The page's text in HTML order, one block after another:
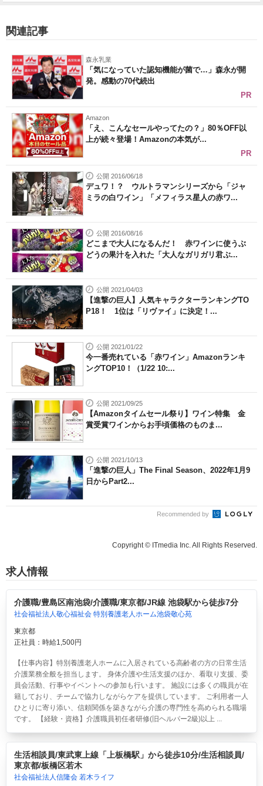
関連記事
森永乳業
「気になっていた認知機能が菌で…」森永が開
発。感動の70代続出
PR
Amazon
「え、こんなセールやってたの？」80％OFF以
上が続々登場！Amazonの本気が...
PR
公開 2016/06/18
デュワ！？ ウルトラマンシリーズから「ジャ
ミラの白ワイン」「メフィラス星人の赤ワ...
公開 2016/08/16
どこまで大人になるんだ！ 赤ワインに使うぶ
どうの果汁を入れた「大人なガリガリ君ぶ...
公開 2021/04/03
【進撃の巨人】人気キャラクターランキングTO
P18！ 1位は「リヴァイ」に決定！...
公開 2021/01/22
今一番売れている「赤ワイン」Amazonランキ
ングTOP10！（1/22 10:...
公開 2021/09/25
【Amazonタイムセール祭り】ワイン特集 金
賞受賞ワインからお手頃価格のものま...
公開 2021/10/13
「進撃の巨人」The Final Season、2022年1月9
日からPart2...
Recommended by
Copyright © ITmedia Inc. All Rights Reserved.
求人情報
介護職/豊島区南池袋/介護職/東京都/JR線 池袋駅から徒歩7分
社会福祉法人敬心福祉会 特別養護老人ホーム池袋敬心苑
東京都
正社員：時給1,500円
【仕事内容】特別養護老人ホームに入居されている高齢者の方の日常生活
介護業務全般を担当します。 身体介護や生活支援のほか、看取り支援、委
員会活動、行事やイベントへの参加も行います。 施設には多くの職員が在
籍しており、チームで協力しながらケアを提供しています。 ご利用者一人
ひとりに寄り添い、信頼関係を築きながら介護の専門性を高められる職場
です。 【経験・資格】介護職員初任者研修(旧ヘルパー2級)以上 ...
生活相談員/東武東上線「上板橋駅」から徒歩10分/生活相談員/
東京都/板橋区若木
社会福祉法人信隆会 若木ライフ